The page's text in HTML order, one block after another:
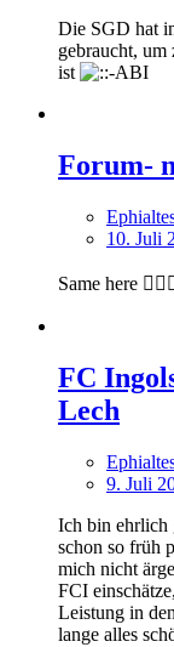
Die SGD hat
gebraucht, um
ist
Forum-
10. Juli
Same here
FC
Lech
9. Juli
Ich bin ehrlich
schon so früh
mich nicht
FCI
Leistung in
lange alles